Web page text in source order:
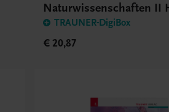
Naturwissenschaften II
TRAUNER-DigiBox
€ 20,87